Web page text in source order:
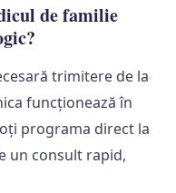
de familie
trimitere de la
funcționează în
programa direct la
un consult rapid,